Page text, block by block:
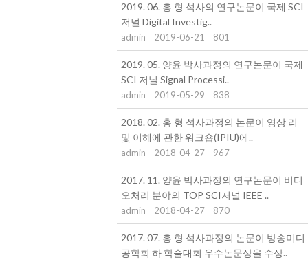
2019. 06. 홍 형 석사의 연구논문이 국제 SCI
저널 Digital Investig..
admin 2019-06-21 801
2019. 05. 양윤 박사과정의 연구논문이 국제
SCI 저널 Signal Processi..
admin 2019-05-29 838
2018. 02. 홍 형 석사과정의 논문이 영상 리
및 이해에 관한 워크숍(IPIU)에..
admin 2018-04-27 967
2017. 11. 양윤 박사과정의 연구논문이 비디
오처리 분야의 TOP SCI저널 IEEE ..
admin 2018-04-27 870
2017. 07. 홍 형 석사과정의 논문이 방송미디
공학회 하 학술대회 우수논문상을 수상..